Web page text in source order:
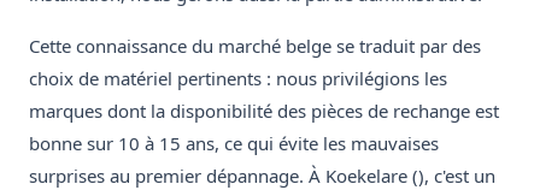
Cette connaissance du marché belge se traduit par des
choix de matériel pertinents : nous privilégions les
marques dont la disponibilité des pièces de rechange est
bonne sur 10 à 15 ans, ce qui évite les mauvaises
surprises au premier dépannage. À Koekelare (), c'est un